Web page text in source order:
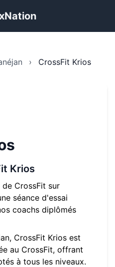
› CrossFit Krios
Krios
de CrossFit sur
séance d'essai
coachs diplômés
, CrossFit Krios est
au CrossFit, offrant
à tous les niveaux.